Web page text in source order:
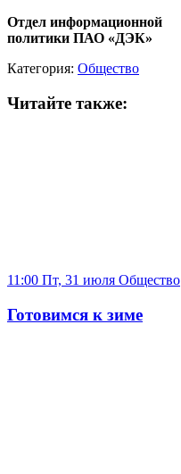
Отдел информационной
политики ПАО «ДЭК»
Категория: Общество
Читайте также:
11:00 Пт, 31 июля Общество
Готовимся к зиме